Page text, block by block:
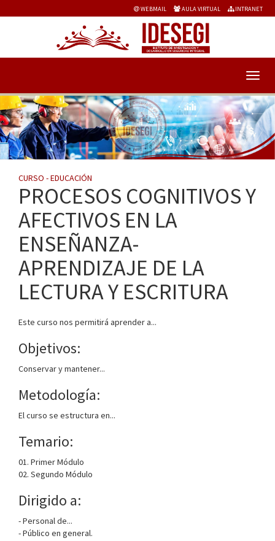
WEBMAIL AULA VIRTUAL INTRANET
CURSO - EDUCACIÓN
PROCESOS COGNITIVOS Y
AFECTIVOS EN LA
ENSEÑANZA-
APRENDIZAJE DE LA
LECTURA Y ESCRITURA
Este curso nos permitirá aprender a...
Objetivos:
Conservar y mantener...
Metodología:
El curso se estructura en...
Temario:
01. Primer Módulo
02. Segundo Módulo
Dirigido a:
- Personal de...
- Público en general.